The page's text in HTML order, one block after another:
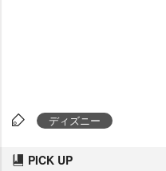
ディズニー
PICK UP